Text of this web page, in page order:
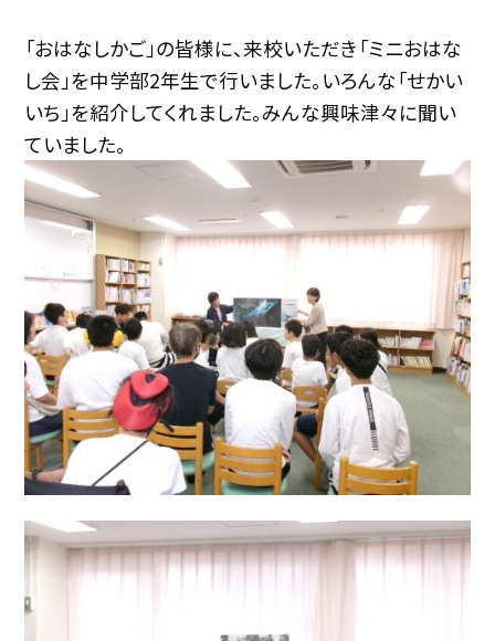
「おはなしかご」の皆様に、来校いただき「ミニおはな
し会」を中学部2年生で行いました。いろんな「せかい
いち」を紹介してくれました。みんな興味津々に聞い
ていました。